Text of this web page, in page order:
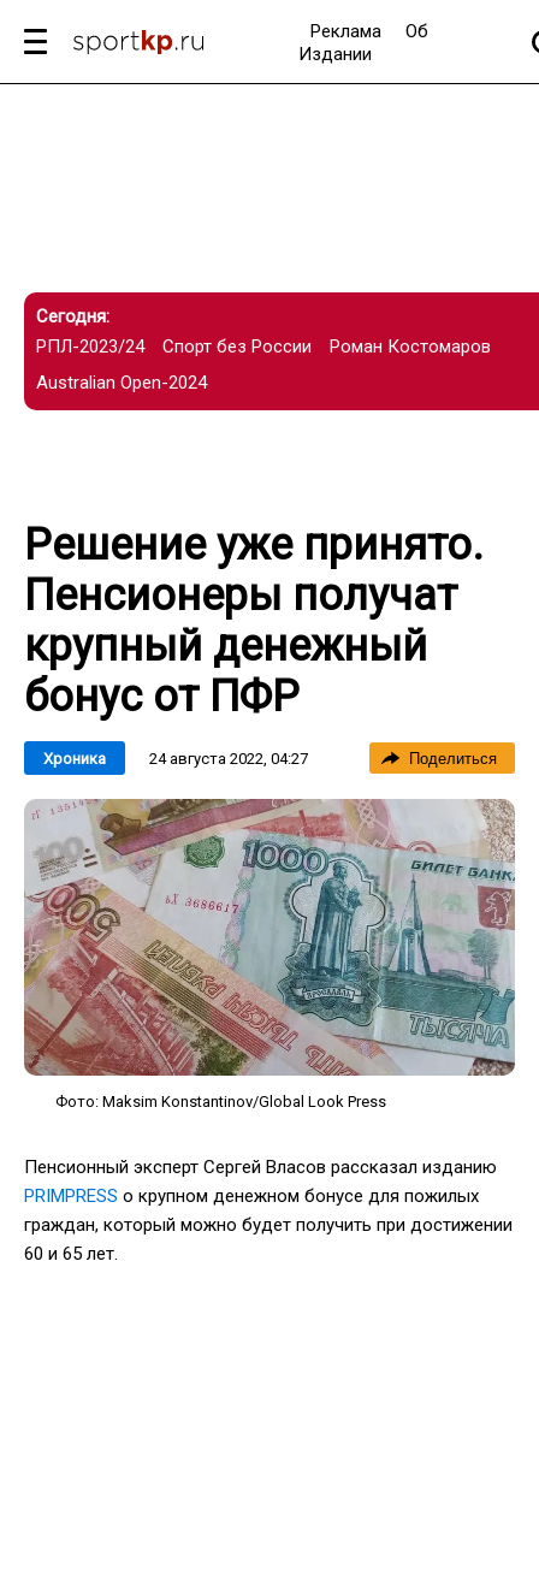
Реклама
Об
Издании
Сегодня:
РПЛ-2023/24
Спорт без России
Роман Костомаров
Australian Open-2024
Решение уже принято.
Пенсионеры получат
крупный денежный
бонус от ПФР
Хроника 24 августа 2022, 04:27 Поделиться
Фото: Maksim Konstantinov/Global Look Press
Пенсионный эксперт Сергей Власов рассказал изданию
PRIMPRESS о крупном денежном бонусе для пожилых
граждан, который можно будет получить при достижении
60 и 65 лет.